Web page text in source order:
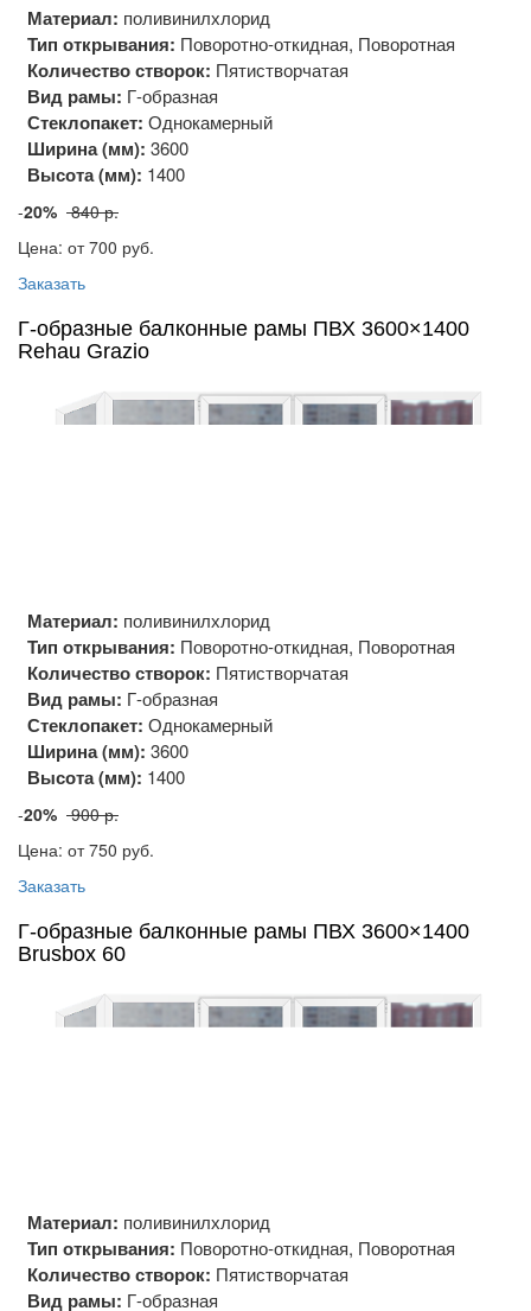
Материал: поливинилхлорид
Тип открывания: Поворотно-откидная, Поворотная
Количество створок: Пятистворчатая
Вид рамы: Г-образная
Стеклопакет: Однокамерный
Ширина (мм): 3600
Высота (мм): 1400
-20% 840 р.
Цена: от 700 руб.
Заказать
Г-образные балконные рамы ПВХ 3600×1400
Rehau Grazio
Материал: поливинилхлорид
Тип открывания: Поворотно-откидная, Поворотная
Количество створок: Пятистворчатая
Вид рамы: Г-образная
Стеклопакет: Однокамерный
Ширина (мм): 3600
Высота (мм): 1400
-20% 900 р.
Цена: от 750 руб.
Заказать
Г-образные балконные рамы ПВХ 3600×1400
Brusbox 60
Материал: поливинилхлорид
Тип открывания: Поворотно-откидная, Поворотная
Количество створок: Пятистворчатая
Вид рамы: Г-образная